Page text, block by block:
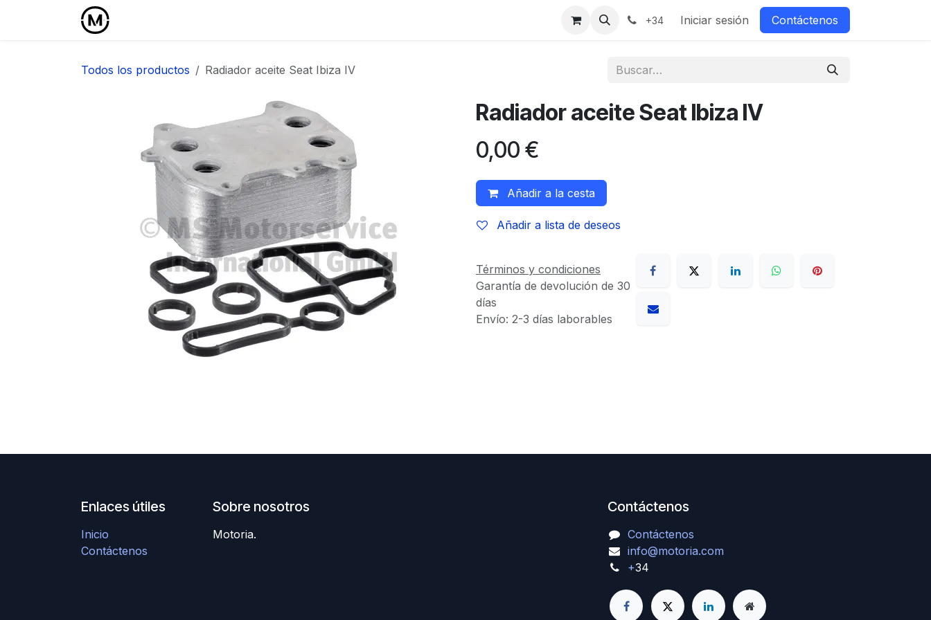
+34 Iniciar sesión Contáctenos
Todos los productos Radiador aceite Seat Ibiza IV
Radiador aceite Seat Ibiza IV
0,00 €
Añadir a la cesta
Añadir a lista de deseos
Términos y condiciones
Garantía de devolución de 30
días
Envío: 2-3 días laborables
Enlaces útiles
Inicio
Contáctenos
Sobre nosotros
Motoria.
Contáctenos
Contáctenos
info@motoria.com
+34